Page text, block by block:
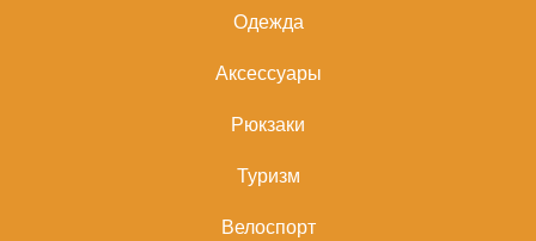
Одежда
Аксессуары
Рюкзаки
Туризм
Велоспорт